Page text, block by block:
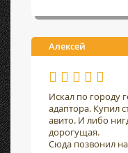
Алексей
Искал по городу
адаптора. Купил
авито. И либо
дорогущая.
Сюда позвонил